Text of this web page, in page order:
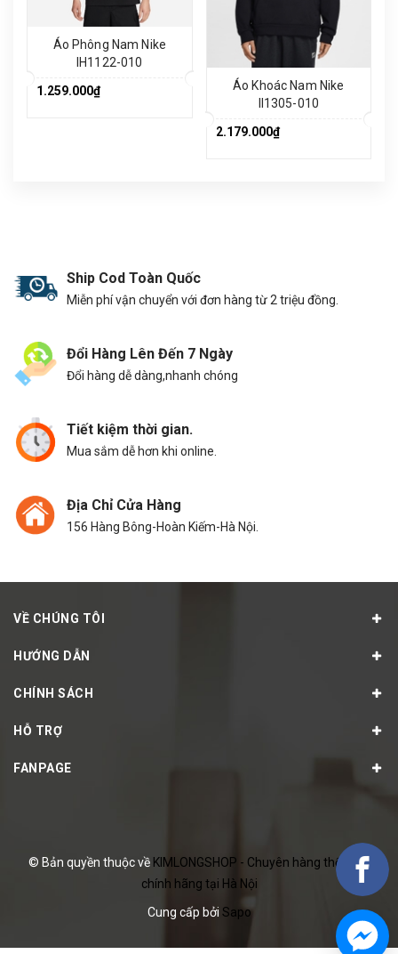
Áo Phông Nam Nike
IH1122-010
1.259.000₫
Áo Khoác Nam Nike
II1305-010
2.179.000₫
Ship Cod Toàn Quốc
Miễn phí vận chuyển với đơn hàng từ 2 triệu đồng.
Đổi Hàng Lên Đến 7 Ngày
Đổi hàng dễ dàng,nhanh chóng
Tiết kiệm thời gian.
Mua sắm dễ hơn khi online.
Địa Chỉ Cửa Hàng
156 Hàng Bông-Hoàn Kiếm-Hà Nội.
VỀ CHÚNG TÔI
HƯỚNG DẪN
CHÍNH SÁCH
HỖ TRỢ
FANPAGE
© Bản quyền thuộc về KIMLONGSHOP - Chuyên hàng thể thao
chính hãng tại Hà Nội
Cung cấp bởi Sapo